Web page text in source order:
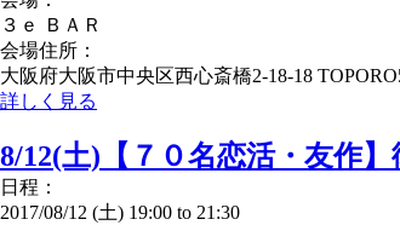
３ｅ ＢＡＲ
会場住所：
大阪府大阪市中央区西心斎橋2-18-18
詳しく見る
8/12(土)【７０名恋活・友作
日程：
2017/08/12 (土) 19:00 to 21:30